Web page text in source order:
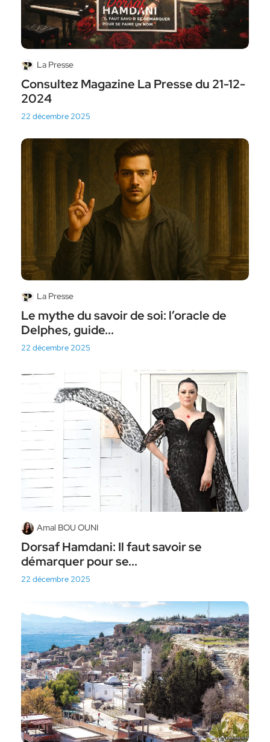
La Presse
Consultez Magazine La Presse du 21-12-
2024
22 décembre 2025
La Presse
Le mythe du savoir de soi: l’oracle de
Delphes, guide...
22 décembre 2025
Amal BOU OUNI
Dorsaf Hamdani: Il faut savoir se
démarquer pour se...
22 décembre 2025